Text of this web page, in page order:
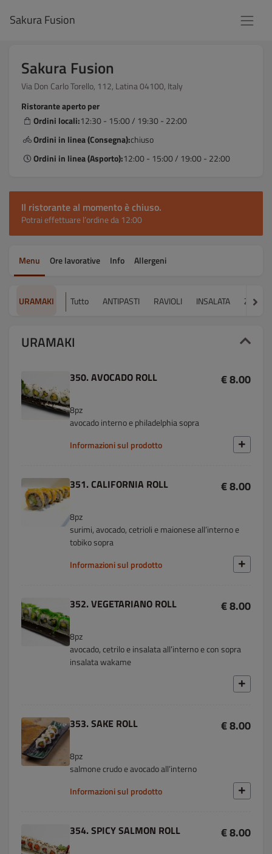
Sakura Fusion
Sakura Fusion
Via Don Carlo Torello, 112, Latina 04100, Italy
Ristorante aperto per
Ordini locali:12:30 - 15:00 / 19:30 - 22:00
Ordini in linea (Consegna):chiuso
Ordini in linea (Asporto):12:00 - 15:00 / 19:00 - 22:00
Il ristorante al momento è chiuso.
Potrai effettuare l’ordine da 12:00
Menu Ore lavorative Info Allergeni
URAMAKI Tutto ANTIPASTI RAVIOLI INSALATA ZUPPA
URAMAKI
350. AVOCADO ROLL € 8.00
8pz
avocado interno e philadelphia sopra
Informazioni sul prodotto
351. CALIFORNIA ROLL € 8.00
8pz
surimi, avocado, cetrioli e maionese all’interno e
tobiko sopra
Informazioni sul prodotto
352. VEGETARIANO ROLL € 8.00
8pz
avocado, cetrilo e insalata all’interno e con sopra
insalata wakame
353. SAKE ROLL € 8.00
8pz
salmone crudo e avocado all’interno
Informazioni sul prodotto
354. SPICY SALMON ROLL € 8.00